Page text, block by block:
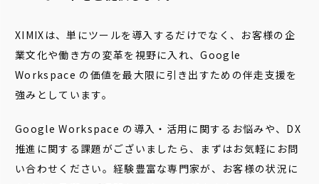
XIMIXは、単にツールを導入するだけでなく、お客様の企
業文化や働き方の変革を視野に入れ、Google
Workspace の価値を最大限に引き出すための伴走支援を
強みとしています。
Google Workspace の導入・活用に関するお悩みや、DX
推進に関する課題がございましたら、まずはお気軽にお問
い合わせください。経験豊富な専門家が、お客様の状況に